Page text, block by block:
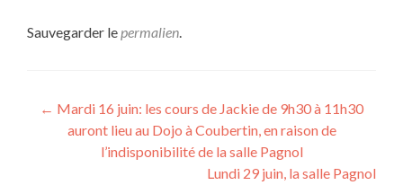
Sauvegarder lepermalien.
Navigation
← Mardi 16 juin: les cours de Jackie de 9h30 à 11h30
auront lieu au Dojo à Coubertin, en raison de
l’indisponibilité de la salle Pagnol
Lundi 29 juin, la salle Pagnol